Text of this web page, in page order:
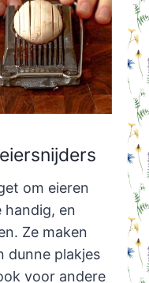
om eieren
handig, en
Ze maken
dunne plakjes
voor andere